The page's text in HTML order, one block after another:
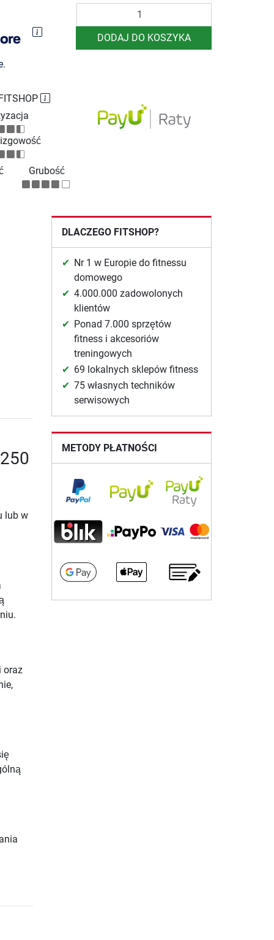
DODAJ DO KOSZYKA
Grubość
lub w
oraz
DLACZEGO FITSHOP?
Nr 1 w Europie do fitnessu
domowego
4.000.000 zadowolonych
klientów
Ponad 7.000 sprzętów
fitness i akcesoriów
treningowych
69 lokalnych sklepów fitness
75 własnych techników
serwisowych
METODY PŁATNOŚCI